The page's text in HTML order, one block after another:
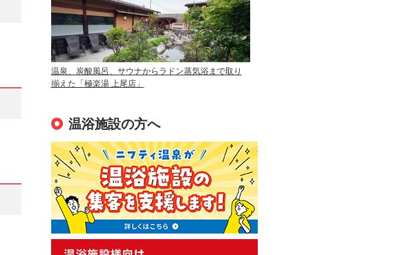
温泉、炭酸風呂、サウナからラドン蒸気浴まで取り
揃えた「極楽湯 上尾店」
温浴施設の方へ
ニフティ温泉を使って手軽に